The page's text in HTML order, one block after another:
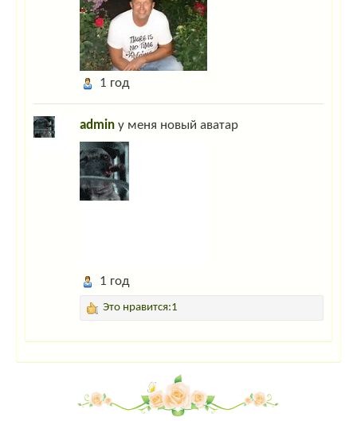
1 год
admin у меня новый аватар
1 год
Это нравится:1